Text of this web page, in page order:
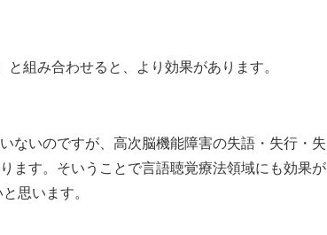
組み合わせると、より効果があります。
ないのですが、高次脳機能障害の失語・失行・失
ます。そいうことで言語聴覚療法領域にも効果が
思います。